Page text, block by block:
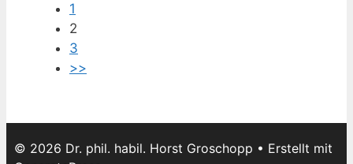
1
2
3
>>
© 2026 Dr. phil. habil. Horst Groschopp • Erstellt mit